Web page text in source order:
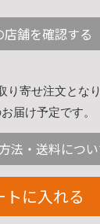
店舗を確認する
り寄せ注文となり
届け予定です。
法・送料につ
トに入れる